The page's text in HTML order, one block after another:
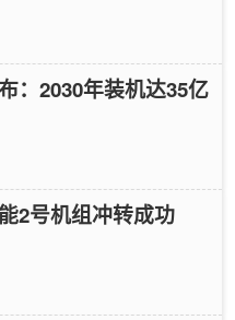
：2030年装机达35亿
2号机组冲转成功